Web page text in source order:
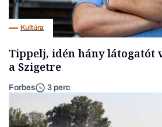
Kultúra
Tippelj, idén hány látogatót
a Szigetre
Forbes 3 perc